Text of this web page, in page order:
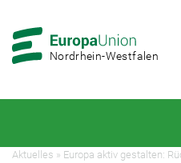
Hauptnavigation
Hauptbereich
Nordrhein-Westfalen
Aktuelles » Europa aktiv gestalten: